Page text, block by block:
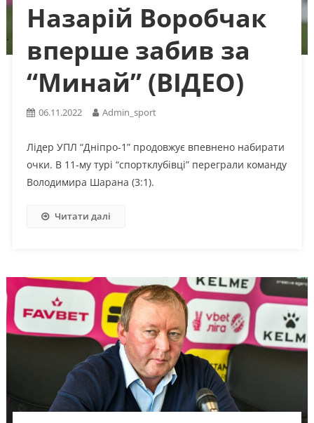
Назарій Воробчак
вперше забив за
“Минай” (ВІДЕО)
06.11.2022 Admin_sport
Лідер УПЛ “Дніпро-1” продовжує впевнено набирати
очки. В 11-му турі “спортклубівці” переграли команду
Володимира Шарана (3:1).
Читати далі